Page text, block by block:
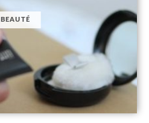
BEAUTÉ